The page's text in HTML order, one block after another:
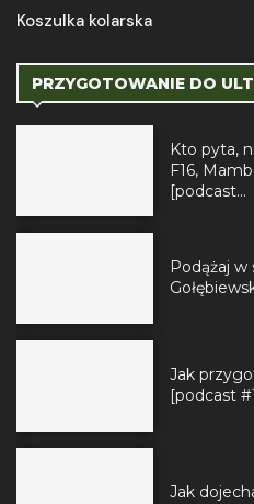
Koszulka kolarska
PRZYGOTOWANIE DO
Kto pyta,
F16,
[podcast...
Podążaj
Jak
[podcast
Jak